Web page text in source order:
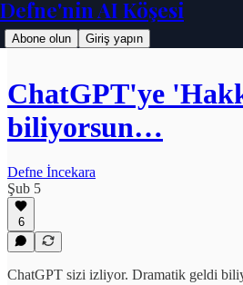
Defne'nin AI Köşesi
Abone olun Giriş yapın
ChatGPT'ye
biliyorsun…
Defne İncekara
Şub 5
6
ChatGPT sizi izliyor. Dramatik geldi